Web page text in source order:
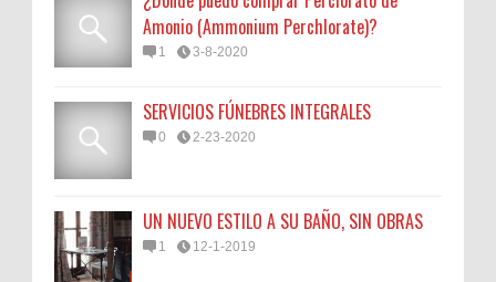
Amonio (Ammonium Perchlorate)?
1 3-8-2020
SERVICIOS FÚNEBRES INTEGRALES
0 2-23-2020
UN NUEVO ESTILO A SU BAÑO, SIN OBRAS
1 12-1-2019